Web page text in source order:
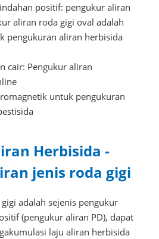
positif: pengukur aliran
aliran roda gigi oval adalah
pengukuran aliran herbisida
cair: Pengukur aliran
untuk pengukuran
Herbisida -
jenis roda gigi
adalah sejenis pengukur
(pengukur aliran PD), dapat
laju aliran herbisida